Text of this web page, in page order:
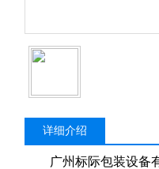
详细介绍
广州标际包装设备